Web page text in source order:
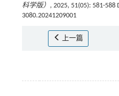
科学版） , 2025, 51(05): 581-588
3080.20241209001
上一篇